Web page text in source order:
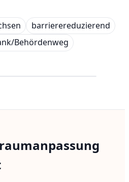
barrierereduzierend
Behördenweg